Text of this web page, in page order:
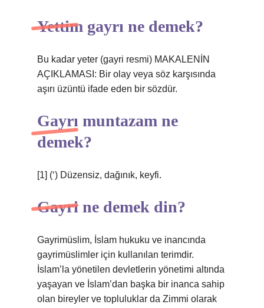
Yettim gayrı ne demek?
Bu kadar yeter (gayri resmi) MAKALENİN
AÇIKLAMASI: Bir olay veya söz karşısında
aşırı üzüntü ifade eden bir sözdür.
Gayrı muntazam ne
demek?
[1] (‘) Düzensiz, dağınık, keyfi.
Gayri ne demek din?
Gayrimüslim, İslam hukuku ve inancında
gayrimüslimler için kullanılan terimdir.
İslam’la yönetilen devletlerin yönetimi altında
yaşayan ve İslam’dan başka bir inanca sahip
olan bireyler ve topluluklar da Zimmi olarak